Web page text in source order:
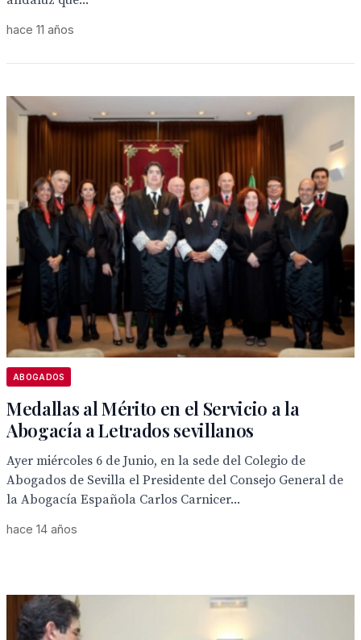
hace 11 años
ABOGADOS
Medallas al Mérito en el Servicio a la
Abogacía a Letrados sevillanos
Ayer miércoles 6 de Junio, en la sede del Colegio de
Abogados de Sevilla el Presidente del Consejo General de
la Abogacía Española Carlos Carnicer...
hace 14 años